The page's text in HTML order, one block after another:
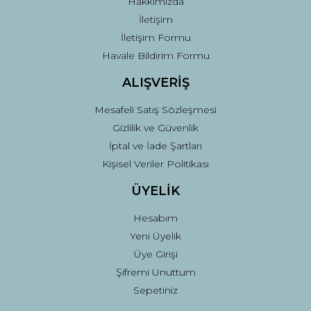
İletişim
İletişim Formu
Havale Bildirim Formu
ALIŞVERİŞ
Mesafeli Satış Sözleşmesi
Gizlilik ve Güvenlik
İptal ve İade Şartları
Kişisel Veriler Politikası
ÜYELİK
Hesabım
Yeni Üyelik
Üye Girişi
Şifremi Unuttum
Sepetiniz